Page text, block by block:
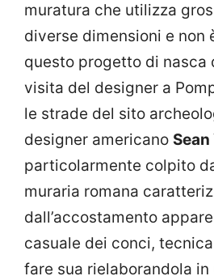
muratura che utilizza
diverse dimensioni e non
questo progetto di nasca
visita del designer a
le strade del sito
designer americano Sean
particolarmente colpito
muraria romana
dall’accostamento
casuale dei conci,
fare sua rielaborandola